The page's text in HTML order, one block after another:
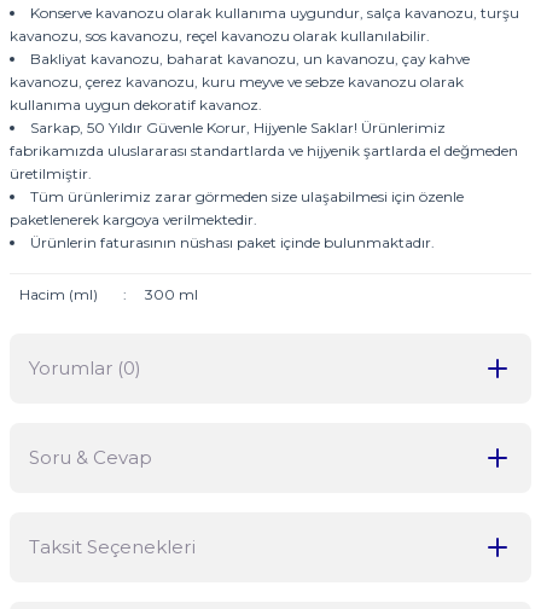
Konserve kavanozu olarak kullanıma uygundur, salça kavanozu, turşu
kavanozu, sos kavanozu, reçel kavanozu olarak kullanılabilir.
Bakliyat kavanozu, baharat kavanozu, un kavanozu, çay kahve
kavanozu, çerez kavanozu, kuru meyve ve sebze kavanozu olarak
kullanıma uygun dekoratif kavanoz.
Sarkap, 50 Yıldır Güvenle Korur, Hijyenle Saklar! Ürünlerimiz
fabrikamızda uluslararası standartlarda ve hijyenik şartlarda el değmeden
üretilmiştir.
Tüm ürünlerimiz zarar görmeden size ulaşabilmesi için özenle
paketlenerek kargoya verilmektedir.
Ürünlerin faturasının nüshası paket içinde bulunmaktadır.
Hacim (ml) : 300 ml
Yorumlar (0)
Soru & Cevap
Taksit Seçenekleri